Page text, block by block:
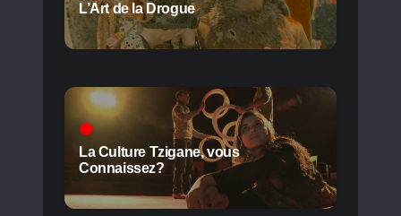
L’Art de la Drogue
La Culture Tzigane, vous
Connaissez?